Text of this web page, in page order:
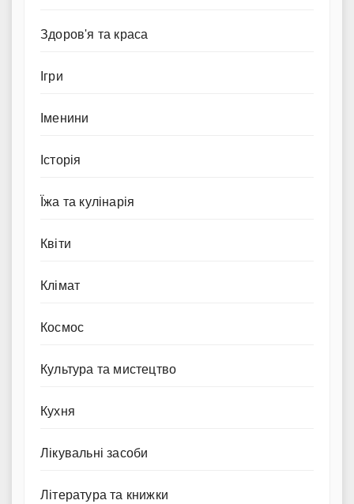
Здоров'я та краса
Ігри
Іменини
Історія
Їжа та кулінарія
Квіти
Клімат
Космос
Культура та мистецтво
Кухня
Лікувальні засоби
Література та книжки